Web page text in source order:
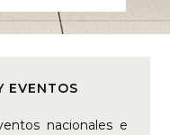
EVENTOS
nacionales e